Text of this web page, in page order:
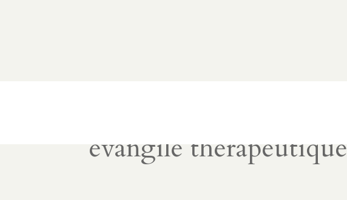
évangile thérapeutique